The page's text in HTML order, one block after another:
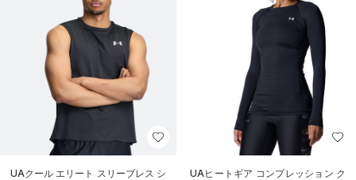
UAクール エリート スリーブレス シ
UAヒートギア コンプレッション ク